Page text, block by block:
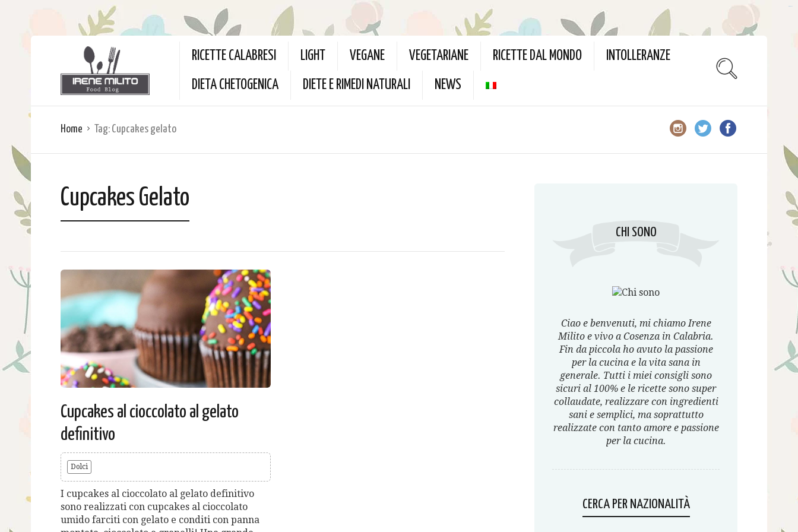
RICETTE CALABRESI LIGHT VEGANE VEGETARIANE RICETTE DAL MONDO INTOLLERANZE
DIETA CHETOGENICA DIETE E RIMEDI NATURALI NEWS
Home Tag: Cupcakes gelato
Cupcakes Gelato
Cupcakes al cioccolato al gelato
definitivo
Dolci
I cupcakes al cioccolato al gelato definitivo
sono realizzati con cupcakes al cioccolato
umido farciti con gelato e conditi con panna
CHI SONO
Ciao e benvenuti, mi chiamo Irene
Milito e vivo a Cosenza in Calabria.
Fin da piccola ho avuto la passione
per la cucina e la vita sana in
generale. Tutti i miei consigli sono
sicuri al 100% e le ricette sono super
collaudate, realizzare con ingredienti
sani e semplici, ma soprattutto
realizzate con tanto amore e passione
per la cucina.
CERCA PER NAZIONALITÀ